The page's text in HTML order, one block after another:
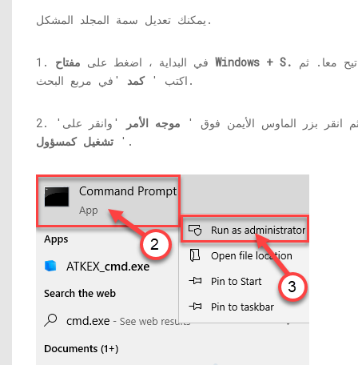
يمكنك تعديل سمة المجلد المشكل.
1. في البداية ، اضغط على مفتاح Windows + S.
اكتب 'كمد 'في مربع البحث.
ثم انقر بزر الماوس الأيمن فوق ' موجه الأمر
'وانقر على'
تشغيل كمسؤول '.